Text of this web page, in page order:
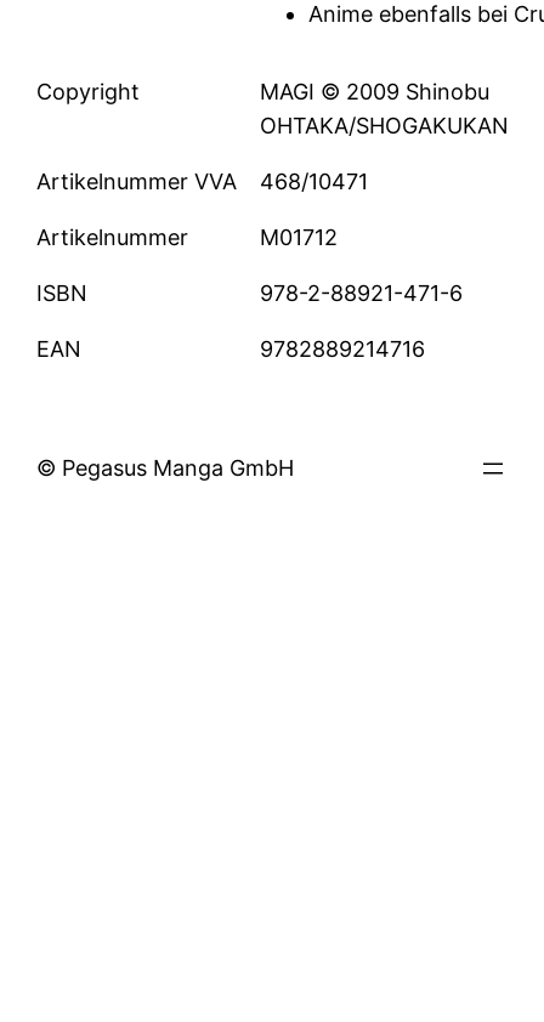
Anime ebenfalls bei
Copyright
MAGI © 2009 Shinobu
OHTAKA/SHOGAKUKAN
Artikelnummer VVA 468/10471
Artikelnummer M01712
ISBN 978-2-88921-471-6
EAN 9782889214716
© Pegasus Manga GmbH